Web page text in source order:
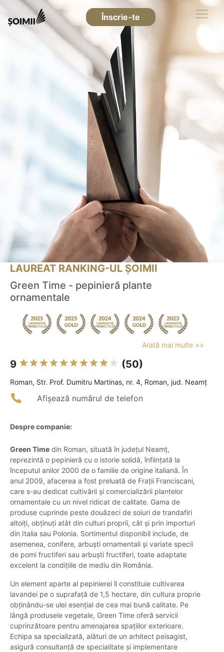
Înscrie-te
LAUREAT RANKING-UL ȘOIMII
Green Time - pepinieră plante
ornamentale
Arată mai multe >>
9 (50)
Roman, Str. Prof. Dumitru Martinas, nr. 4, Roman, jud. Neamț
Afișează numărul de telefon
Despre companie:
Green Time din Roman, situată în județul Neamț,
reprezintă o pepinieră cu o istorie solidă, înființată la
începutul anilor 2000 de o familie de origine italiană. În
anul 2009, afacerea a fost preluată de Frații Franciscani,
care s-au dedicat cultivării și comercializării plantelor
ornamentale cu un nivel ridicat de calitate. Gama de
produse cuprinde peste douăzeci de soiuri de trandafiri
altoiți, obținuți atât din culturi proprii, cât și prin importuri
din Italia sau Polonia. Sortimentul disponibil include, de
asemenea, conifere, arbuști ornamentali și variate specii
de pomi fructiferi sau arbuști fructiferi, toate adaptate
excelent la condițiile de mediu din România.
Un element aparte al pepinierei îl constituie cultivarea
lavandei pe o suprafață de 1,5 hectare, din cultura proprie
obținându-se ulei esențial de cea mai bună calitate. Pe
lângă produsele vegetale, Green Time oferă servicii
cuprinzătoare pentru amenajarea spațiilor exterioare.
Echipa sa specializată, alături de un arhitect peisagist,
asigură consultanță de specialitate și implementare